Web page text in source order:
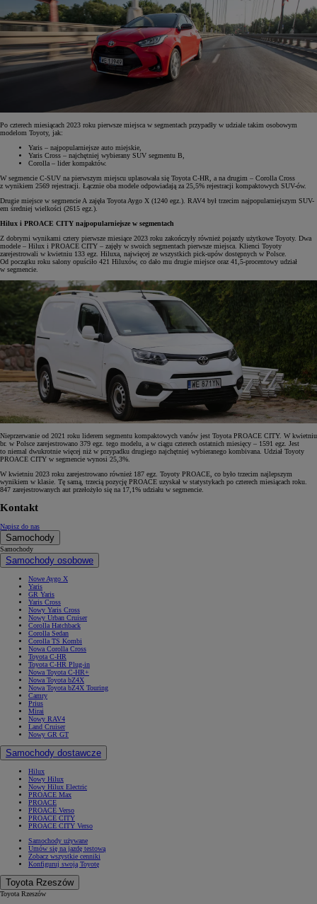
Po czterech miesiącach 2023 roku pierwsze miejsca w segmentach przypadły w udziale takim osobowym
modelom Toyoty, jak:
Yaris – najpopularniejsze auto miejskie,
Yaris Cross – najchętniej wybierany SUV segmentu B,
Corolla – lider kompaktów.
W segmencie C-SUV na pierwszym miejscu uplasowała się Toyota C-HR, a na drugim – Corolla Cross
z wynikiem 2569 rejestracji. Łącznie oba modele odpowiadają za 25,5% rejestracji kompaktowych SUV-ów.
Drugie miejsce w segmencie A zajęła Toyota Aygo X (1240 egz.). RAV4 był trzecim najpopularniejszym SUV-
em średniej wielkości (2615 egz.).
Hilux i PROACE CITY najpopularniejsze w segmentach
Z dobrymi wynikami cztery pierwsze miesiące 2023 roku zakończyły również pojazdy użytkowe Toyoty. Dwa
modele – Hilux i PROACE CITY – zajęły w swoich segmentach pierwsze miejsca. Klienci Toyoty
zarejestrowali w kwietniu 133 egz. Hiluxa, najwięcej ze wszystkich pick-upów dostępnych w Polsce.
Od początku roku salony opuściło 421 Hiluxów, co dało mu drugie miejsce oraz 41,5-procentowy udział
w segmencie.
Nieprzerwanie od 2021 roku liderem segmentu kompaktowych vanów jest Toyota PROACE CITY. W kwietniu
br. w Polsce zarejestrowano 379 egz. tego modelu, a w ciągu czterech ostatnich miesięcy – 1591 egz. Jest
to niemal dwukrotnie więcej niż w przypadku drugiego najchętniej wybieranego kombivana. Udział Toyoty
PROACE CITY w segmencie wynosi 25,3%.
W kwietniu 2023 roku zarejestrowano również 187 egz. Toyoty PROACE, co było trzecim najlepszym
wynikiem w klasie. Tę samą, trzecią pozycję PROACE uzyskał w statystykach po czterech miesiącach roku.
847 zarejestrowanych aut przełożyło się na 17,1% udziału w segmencie.
Kontakt
Napisz do nas
Samochody
Samochody
Samochody osobowe
Nowe Aygo X
Yaris
GR Yaris
Yaris Cross
Nowy Yaris Cross
Nowy Urban Cruiser
Corolla Hatchback
Corolla Sedan
Corolla TS Kombi
Nowa Corolla Cross
Toyota C-HR
Toyota C-HR Plug-in
Nowa Toyota C-HR+
Nowa Toyota bZ4X
Nowa Toyota bZ4X Touring
Camry
Prius
Mirai
Nowy RAV4
Land Cruiser
Nowy GR GT
Samochody dostawcze
Hilux
Nowy Hilux
Nowy Hilux Electric
PROACE Max
PROACE
PROACE Verso
PROACE CITY
PROACE CITY Verso
Samochody używane
Umów się na jazdę testową
Zobacz wszystkie cenniki
Konfiguruj swoją Toyotę
Toyota Rzeszów
Toyota Rzeszów